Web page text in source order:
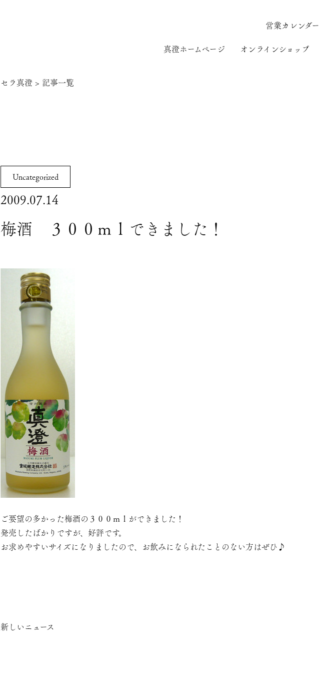
営業カレンダー
真澄ホームページ オンラインショップ
セラ真澄 > 記事一覧
Uncategorized
2009.07.14
梅酒 ３００ｍｌできました！
ご要望の多かった梅酒の３００ｍｌができました！
発売したばかりですが、好評です。
お求めやすいサイズになりましたので、お飲みになられたことのない方はぜひ♪
新しいニュース